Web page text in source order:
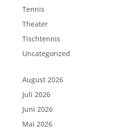
Tennis
Theater
Tischtennis
Uncategorized
August 2026
Juli 2026
Juni 2026
Mai 2026